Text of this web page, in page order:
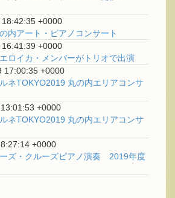
+0000
内アート・ピアノコンサート
+0000
ロイカ・メンバーがトリオで出演
17:00:35 +0000
ネTOKYO2019 丸の内エリアコンサ
+0000
ネTOKYO2019 丸の内エリアコンサ
+0000
ズ・クルーズピアノ演奏 2019年度